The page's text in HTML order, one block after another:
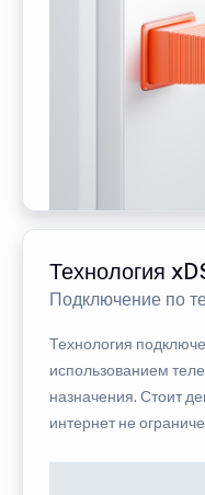
Технология
Подключение по
Технология
использованием
назначения. Стоит
интернет не